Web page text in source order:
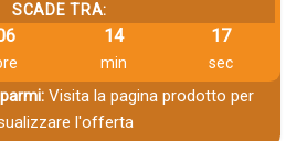
SCADE TRA:
14
min
16
sec
Visita la pagina prodotto per
l'offerta